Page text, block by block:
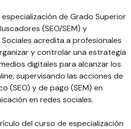
de Grado Superior
(SEO/SEM) y
acredita a profesionales
y controlar una estrategia
digitales para alcanzar los
supervisando las acciones de
(SEO) y de pago (SEM) en
en redes sociales.
del curso de especialización